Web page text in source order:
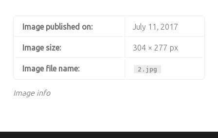
Image info
Image published on: July 11, 2017
Image size: 304 × 277 px
Image file name: 2.jpg